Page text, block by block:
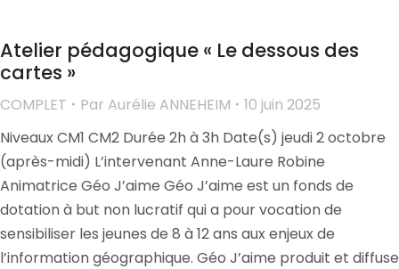
Atelier pédagogique « Le dessous des
cartes »
COMPLET Par Aurélie ANNEHEIM
10 juin 2025
Niveaux CM1 CM2 Durée 2h à 3h Date(s) jeudi 2 octobre
(après-midi) L’intervenant Anne-Laure Robine
Animatrice Géo J’aime Géo J’aime est un fonds de
dotation à but non lucratif qui a pour vocation de
sensibiliser les jeunes de 8 à 12 ans aux enjeux de
l’information géographique. Géo J’aime produit et diffuse